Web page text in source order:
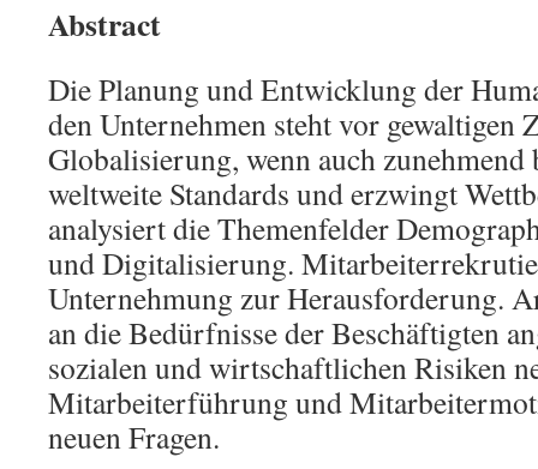
Abstract
Die Planung und Entwicklung der
den Unternehmen steht vor gewaltigen
Globalisierung, wenn auch zunehmend
weltweite Standards und erzwingt
analysiert die Themenfelder
und Digitalisierung.
Unternehmung zur Herausforderung.
an die Bedürfnisse der Beschäftigten
sozialen und wirtschaftlichen Risiken
Mitarbeiterführung und
neuen Fragen.